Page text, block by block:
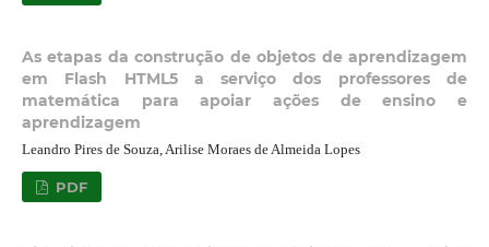
As etapas da construção de objetos de aprendizagem
em Flash HTML5 a serviço dos professores de
matemática para apoiar ações de ensino e
aprendizagem
Leandro Pires de Souza, Arilise Moraes de Almeida Lopes
PDF